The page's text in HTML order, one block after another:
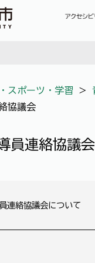
スポーツ・学習 ＞
協議会
員連絡協議会
連絡協議会について